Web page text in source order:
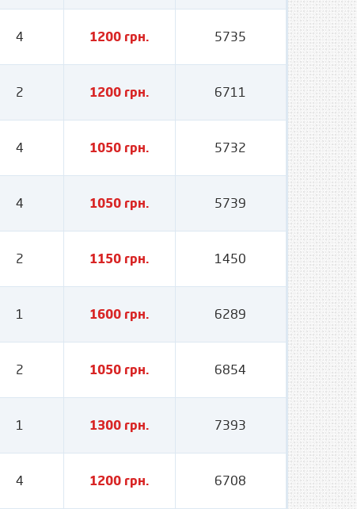
4 1200 грн. 5735
2 1200 грн. 6711
4 1050 грн. 5732
4 1050 грн. 5739
2 1150 грн. 1450
1 1600 грн. 6289
2 1050 грн. 6854
1 1300 грн. 7393
4 1200 грн. 6708